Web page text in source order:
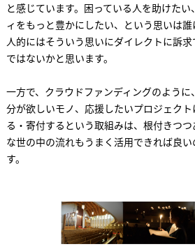
と感じています。困っている人を助けた
ィをもっと豊かにしたい、という思いは
人的にはそういう思いにダイレクトに訴
ではないかと思います。
一方で、クラウドファンディングのように
分が欲しいモノ、応援したいプロジェク
る・寄付するという取組みは、根付きつ
な世の中の流れもうまく活用できれば良
す。